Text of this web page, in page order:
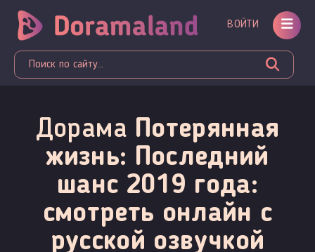
ВОЙТИ
Дорама Потерянная
жизнь: Последний
шанс 2019 года:
смотреть онлайн c
русской озвучкой